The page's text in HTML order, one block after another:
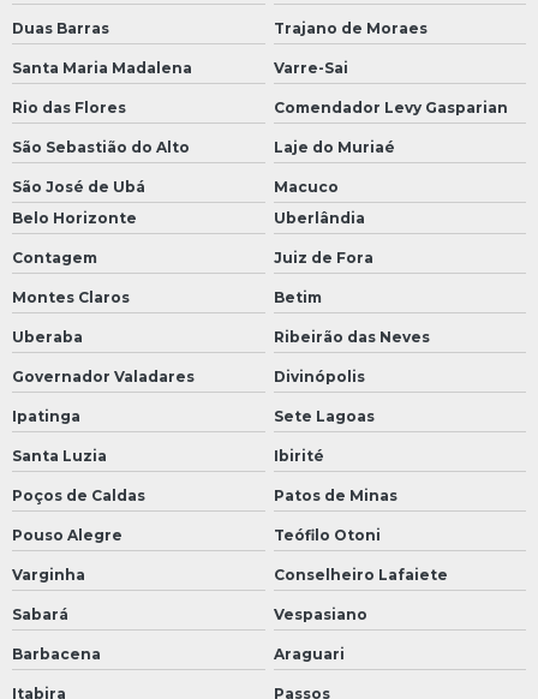
Duas Barras Trajano de Moraes
Santa Maria Madalena Varre-Sai
Rio das Flores Comendador Levy Gasparian
São Sebastião do Alto Laje do Muriaé
São José de Ubá
Macuco
Belo Horizonte
Uberlândia
Contagem Juiz de Fora
Montes Claros Betim
Uberaba Ribeirão das Neves
Governador Valadares Divinópolis
Ipatinga Sete Lagoas
Santa Luzia Ibirité
Poços de Caldas Patos de Minas
Pouso Alegre Teófilo Otoni
Varginha Conselheiro Lafaiete
Sabará Vespasiano
Barbacena Araguari
Itabira Passos